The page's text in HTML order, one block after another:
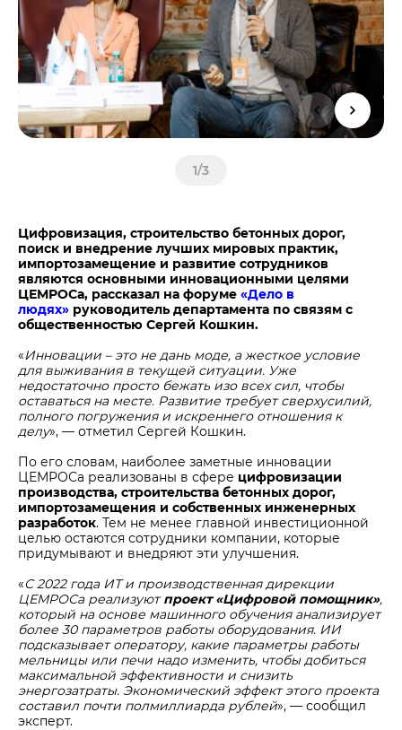
1/3
Цифровизация, строительство бетонных дорог,
поиск и внедрение лучших мировых практик,
импортозамещение и развитие сотрудников
являются основными инновационными целями
ЦЕМРОСа, рассказал на форуме «Дело в
людях» руководитель департамента по связям с
общественностью Сергей Кошкин.
«Инновации – это не дань моде, а жесткое условие
для выживания в текущей ситуации. Уже
недостаточно просто бежать изо всех сил, чтобы
оставаться на месте. Развитие требует сверхусилий,
полного погружения и искреннего отношения к
делу», — отметил Сергей Кошкин.
По его словам, наиболее заметные инновации
ЦЕМРОСа реализованы в сфере цифровизации
производства, строительства бетонных дорог,
импортозамещения и собственных инженерных
разработок. Тем не менее главной инвестиционной
целью остаются сотрудники компании, которые
придумывают и внедряют эти улучшения.
«С 2022 года ИТ и производственная дирекции
ЦЕМРОСа реализуютпроект «Цифровой помощник»,
который на основе машинного обучения анализирует
более 30 параметров работы оборудования. ИИ
подсказывает оператору, какие параметры работы
мельницы или печи надо изменить, чтобы добиться
максимальной эффективности и снизить
энергозатраты. Экономический эффект этого проекта
составил почти полмиллиарда рублей», — сообщил
эксперт.
Центры дистрибуции
Реализация ТМЦ и непрофильных активов
Политика в области закупок
В помощь поставщику
Не только цемент
Люди ЦЕМРОСа
Технологии и тренды
Издание для клиентов
Аналитика цементной отрасли
Контакты
Контакты для СМИ
Служба доверия